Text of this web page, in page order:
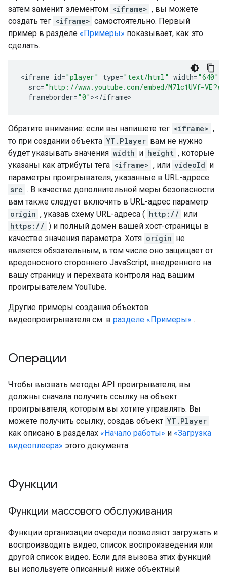
затем заменит элементом <iframe> , вы можете
создать тег <iframe> самостоятельно. Первый
пример в разделе «Примеры» показывает, как это
сделать.
<iframe id="player" type="text/html" width="640"
src="http://www.youtube.com/embed/M7lc1UVf-
frameborder="0" ></iframe>
Обратите внимание: если вы напишете тег <iframe> ,
то при создании объекта YT.Player вам не нужно
будет указывать значения width и height , которые
указаны как атрибуты тега <iframe> , или videoId и
параметры проигрывателя, указанные в URL-адресе
src . В качестве дополнительной меры безопасности
вам также следует включить в URL-адрес параметр
origin , указав схему URL-адреса ( http:// или
https:// ) и полный домен вашей хост-страницы в
качестве значения параметра. Хотя origin не
является обязательным, в том числе оно защищает от
вредоносного стороннего JavaScript, внедренного на
вашу страницу и перехвата контроля над вашим
проигрывателем YouTube.
Другие примеры создания объектов
видеопроигрывателя см. в разделе «Примеры» .
Операции
Чтобы вызвать методы API проигрывателя, вы
должны сначала получить ссылку на объект
проигрывателя, которым вы хотите управлять. Вы
можете получить ссылку, создав объект YT.Player
как описано в разделах «Начало работы» и «Загрузка
видеоплеера» этого документа.
Функции
Функции массового обслуживания
Функции организации очереди позволяют загружать и
воспроизводить видео, список воспроизведения или
другой список видео. Если для вызова этих функций
вы используете описанный ниже объектный